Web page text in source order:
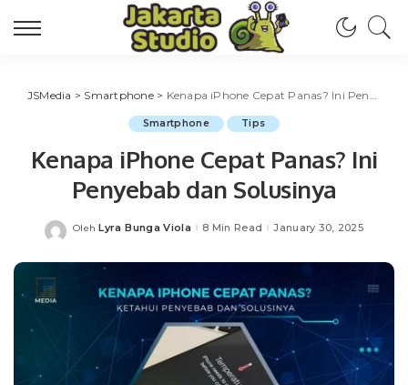
JSMedia > Smartphone> Kenapa iPhone Cepat Panas? Ini Penyebab dan Solusinya
Smartphone Tips
Kenapa iPhone Cepat Panas? Ini
Penyebab dan Solusinya
Posted
Oleh Lyra Bunga Viola 8 Min Read January 30, 2025